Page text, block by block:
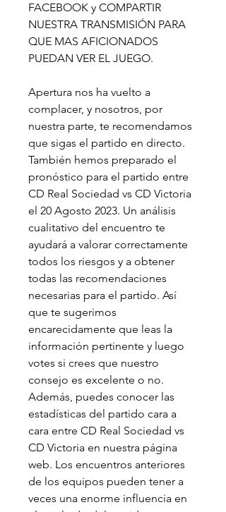
FACEBOOK y COMPARTIR
NUESTRA TRANSMISIÓN PARA
QUE MAS AFICIONADOS
PUEDAN VER EL JUEGO.
Apertura nos ha vuelto a
complacer, y nosotros, por
nuestra parte, te recomendamos
que sigas el partido en directo.
También hemos preparado el
pronóstico para el partido entre
CD Real Sociedad vs CD Victoria
el 20 Agosto 2023. Un análisis
cualitativo del encuentro te
ayudará a valorar correctamente
todos los riesgos y a obtener
todas las recomendaciones
necesarias para el partido. Así
que te sugerimos
encarecidamente que leas la
información pertinente y luego
votes si crees que nuestro
consejo es excelente o no.
Además, puedes conocer las
estadísticas del partido cara a
cara entre CD Real Sociedad vs
CD Victoria en nuestra página
web. Los encuentros anteriores
de los equipos pueden tener a
veces una enorme influencia en